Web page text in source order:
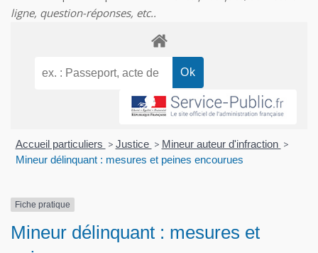
ligne, question-réponses, etc..
Accueil particuliers > Justice > Mineur auteur d'infraction >
Mineur délinquant : mesures et peines encourues
Fiche pratique
Mineur délinquant : mesures et